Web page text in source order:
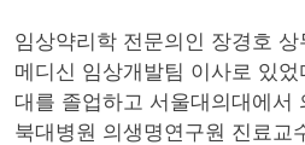
임상약리학 전문의인 장경호
메디신 임상개발팀 이사로 있
대를 졸업하고 서울대의대에서
북대병원 의생명연구원 진료교